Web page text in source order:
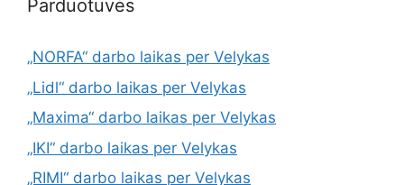
Parduotuvės
„NORFA“ darbo laikas per Velykas
„Lidl“ darbo laikas per Velykas
„Maxima“ darbo laikas per Velykas
„IKI“ darbo laikas per Velykas
„RIMI“ darbo laikas per Velykas